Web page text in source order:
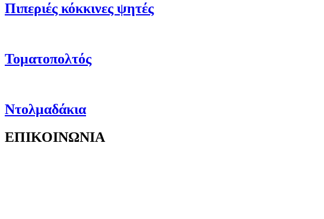
Πιπεριές κόκκινες ψητές
Τοματοπολτός
Ντολμαδάκια
ΕΠΙΚΟΙΝΩΝΙΑ